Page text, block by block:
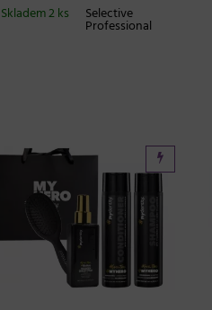
Selective
Professional
Skladem 2 ks